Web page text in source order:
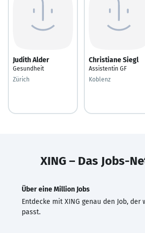
Judith Alder
Gesundheit
Zürich
Christiane Siegl
Assistentin GF
Koblenz
XING – Das Jobs-
Über eine Million Jobs
Entdecke mit XING genau den Job, der
passt.